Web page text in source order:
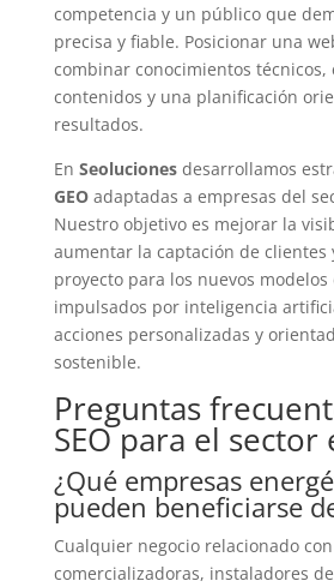
competencia y un público que
precisa y fiable. Posicionar una
combinar conocimientos técnicos,
contenidos y una planificación
resultados.
En Seolucionesdesarrollamos
GEOadaptadas a empresas del
Nuestro objetivo es mejorar la
aumentar la captación de clientes
proyecto para los nuevos
impulsados por inteligencia
acciones personalizadas y
sostenible.
Preguntas
SEO para el
¿Qué empresas
pueden beneficiarse
Cualquier negocio relacionado
comercializadoras, instaladores